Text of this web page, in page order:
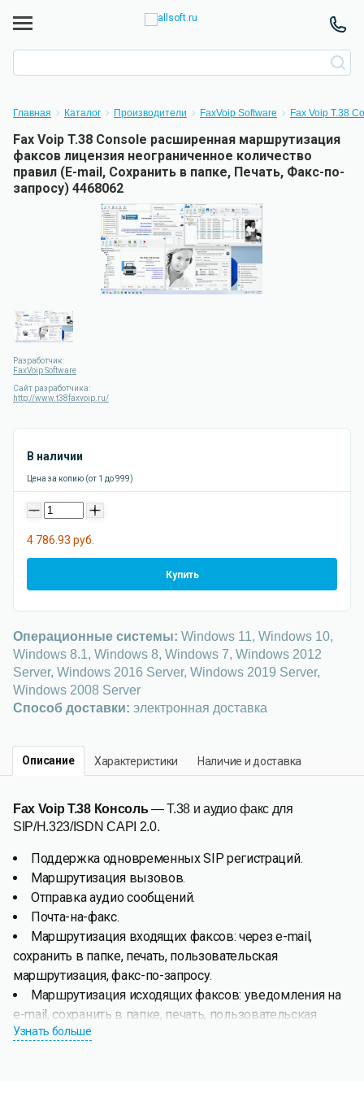
Главная Каталог Производители FaxVoip Software Fax Voip T.38
Fax Voip T.38 Console расширенная маршрутизация
факсов лицензия неограниченное количество
правил (E-mail, Сохранить в папке, Печать, Факс-по-
запросу) 4468062
Разработчик:
FaxVoip Software
Сайт разработчика:
http://www.t38faxvoip.ru/
В наличии
Цена за копию (от 1 до 999)
- +
4 786.93 руб.
Купить
Операционные системы: Windows 11, Windows 10,
Windows 8.1, Windows 8, Windows 7, Windows 2012
Server, Windows 2016 Server, Windows 2019 Server,
Windows 2008 Server
Способ доставки: электронная доставка
Описание Характеристики Наличие и доставка
Fax Voip T.38 Консоль— T.38 и аудио факс для
SIP/H.323/ISDN CAPI 2.0.
Поддержка одновременных SIP регистраций.
Маршрутизация вызовов.
Отправка аудио сообщений.
Почта-на-факс.
Маршрутизация входящих факсов: через e-mail,
сохранить в папке, печать, пользовательская
маршрутизация, факс-по-запросу.
Маршрутизация исходящих факсов: уведомления на
e-mail, сохранить в папке, печать, пользовательская
маршрутизация.
Узнать больше